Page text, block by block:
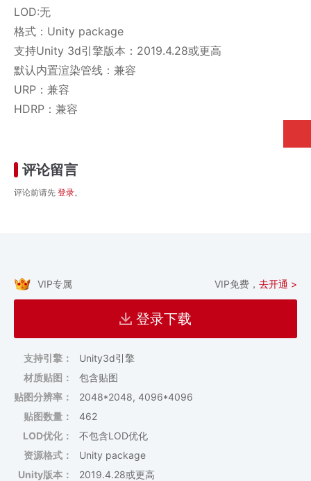
LOD:无
格式：Unity package
支持Unity 3d引擎版本：2019.4.28或更高
默认内置渲染管线：兼容
URP：兼容
HDRP：兼容
评论留言
评论前请先 登录。
VIP专属 VIP免费， 去开通 >
登录下载
支持引擎：
Unity3d引擎
材质贴图：
包含贴图
贴图分辨率：
2048*2048, 4096*4096
贴图数量：
462
LOD优化：
不包含LOD优化
资源格式：
Unity package
Unity版本：
2019.4.28或更高